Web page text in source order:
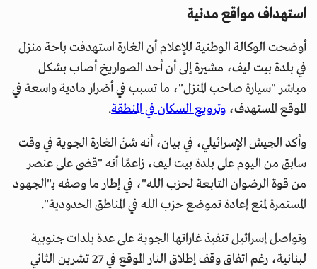
استهداف مواقع مدنية
أوضحت الوكالة الوطنية للإعلام أن الغارة استهدفت باحة منزل
في بلدة بيت ليف، مشيرة إلى أن أحد الصواريخ أصاب بشكل
مباشر "سيارة صاحب المنزل"، ما تسبب في أضرار مادية واسعة في
الموقع المستهدف، وترويع السكان في المنطقة.
وأكد الجيش الإسرائيلي، في بيان، أنه شنّ الغارة الجوية في وقت
سابق من اليوم على بلدة بيت ليف، زاعمًا أنه "قضى على عنصر
من قوة الرضوان التابعة لحزب الله"، في إطار ما وصفه بـ"الجهود
المستمرة لمنع إعادة تموضع حزب الله في المناطق الحدودية".
وتواصل إسرائيل تنفيذ غاراتها الجوية على عدة بلدات جنوبية
لبنانية، رغم اتفاق وقف إطلاق النار الموقع في 27 تشرين الثاني